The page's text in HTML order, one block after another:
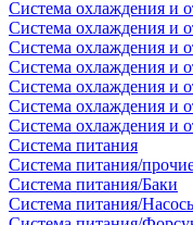
Система охлаждения и
Система охлаждения и
Система охлаждения и
Система охлаждения и
Система охлаждения и
Система охлаждения и
Система охлаждения и
Система питания
Система питания/
Система питания/Баки
Система питания/